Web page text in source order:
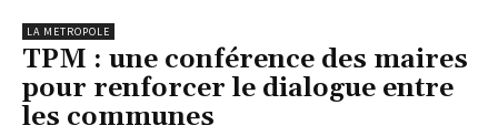
LA METROPOLE
TPM : une conférence des maires
pour renforcer le dialogue entre
les communes